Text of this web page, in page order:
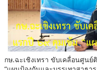
กษ.ฉะเชิงเทรา ขับเคลื่อนศูน